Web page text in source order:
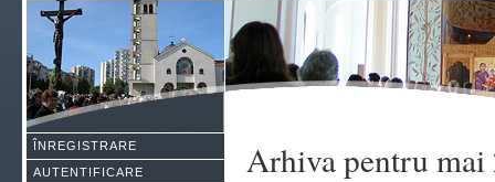
ÎNREGISTRARE
AUTENTIFICARE
Arhiva pentru mai